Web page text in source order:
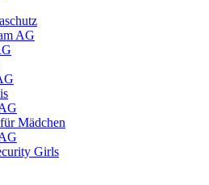
AG
Mädchen
Girls